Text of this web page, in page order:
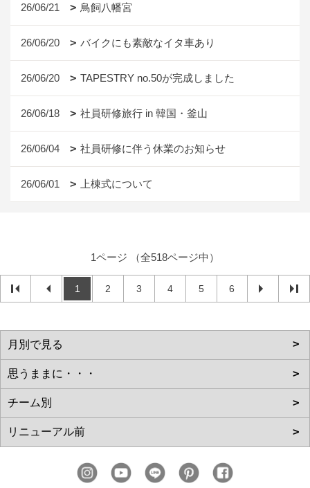
26/06/21 鳥飼八幡宮
26/06/20 バイクにも素敵なイタ車あり
26/06/20 TAPESTRY no.50が完成しました
26/06/18 社員研修旅行 in 韓国・釜山
26/06/04 社員研修に伴う休業のお知らせ
26/06/01 上棟式について
1ページ （全518ページ中）
1 2 3 4 5 6